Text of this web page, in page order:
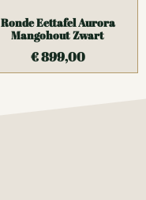
Ronde Eettafel Aurora
Mangohout Zwart
€899,00